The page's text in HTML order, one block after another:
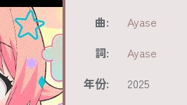
曲:
Ayase
詞:
Ayase
年份:
2025